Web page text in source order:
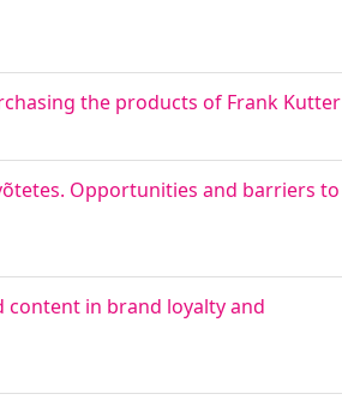
the products of Frank Kutter
Opportunities and barriers to
content in brand loyalty and